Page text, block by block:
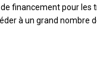
financement pour
à un grand nombre